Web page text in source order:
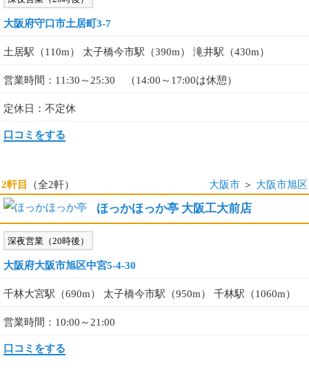
大阪府守口市土居町3-7
土居駅（110m） 太子橋今市駅（390m） 滝井駅（430m）
営業時間：11:30～25:30 （14:00～17:00は休憩）
定休日：不定休
口コミをする
2軒目 （全2軒） 大阪市 ＞ 大阪市旭区
ほっかほっか亭 大阪工大前店
深夜営業（20時後）
大阪府大阪市旭区中宮5-4-30
千林大宮駅（690m） 太子橋今市駅（950m） 千林駅（1060m）
営業時間：10:00～21:00
口コミをする